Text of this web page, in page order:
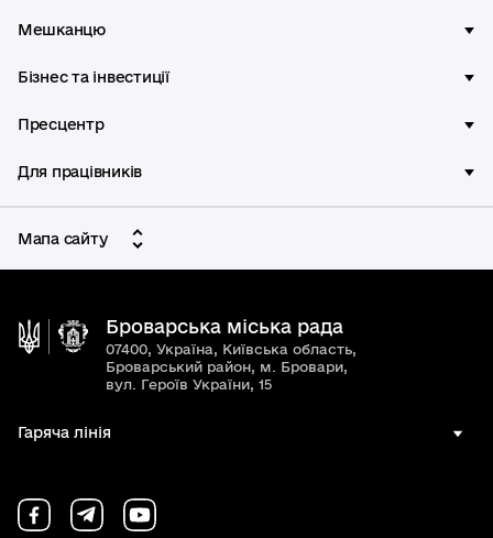
Мешканцю
Бізнес та інвестиції
Пресцентр
Для працівників
Мапа сайту
Броварська міська рада
07400, Україна, Київська область,
Броварський район, м. Бровари,
вул. Героїв України, 15
Гаряча лінія